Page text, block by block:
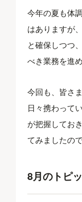
今年の夏も体
はありますが
と確保しつつ
べき業務を進
今回も、皆さ
日々携わって
が把握してお
てみましたの
8月のトピ